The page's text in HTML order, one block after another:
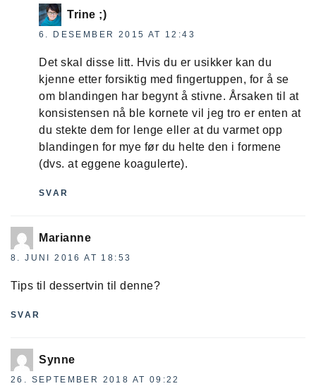
Trine ;)
6. DESEMBER 2015 AT 12:43
Det skal disse litt. Hvis du er usikker kan du
kjenne etter forsiktig med fingertuppen, for å se
om blandingen har begynt å stivne. Årsaken til at
konsistensen nå ble kornete vil jeg tro er enten at
du stekte dem for lenge eller at du varmet opp
blandingen for mye før du helte den i formene
(dvs. at eggene koagulerte).
SVAR
Marianne
8. JUNI 2016 AT 18:53
Tips til dessertvin til denne?
SVAR
Synne
26. SEPTEMBER 2018 AT 09:22